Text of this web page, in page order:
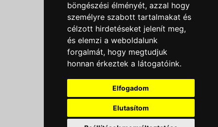
böngészési élményét, azzal hogy
személyre szabott tartalmakat és
célzott hirdetéseket jelenít meg,
és elemzi a weboldalunk
forgalmát, hogy megtudjuk
honnan érkeztek a látogatóink.
Elfogadom
Elutasítom
Süti beállítások
Menü
Ajánlatkérés
Szakmai tippek / Újdonságok
Kapcsolat
Letölthető katalógusok
Rólunk
Szállítás